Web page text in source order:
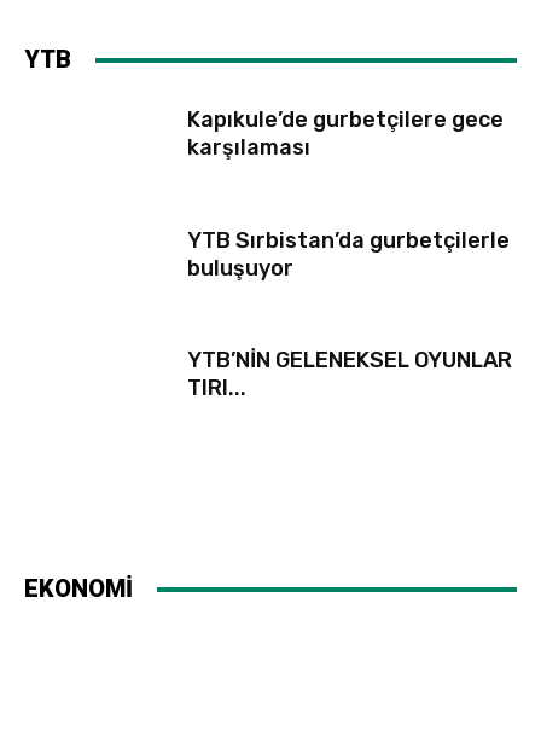
YTB
Kapıkule’de gurbetçilere gece
karşılaması
YTB Sırbistan’da gurbetçilerle
buluşuyor
YTB’NİN GELENEKSEL OYUNLAR
TIRI...
EKONOMİ